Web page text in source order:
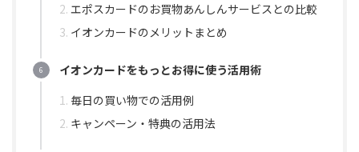
エポスカードのお買物あんしんサービスとの比較
イオンカードのメリットまとめ
イオンカードをもっとお得に使う活用術
毎日の買い物での活用例
キャンペーン・特典の活用法